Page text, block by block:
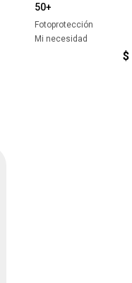
50+
Fotoprotección
Mi necesidad
$